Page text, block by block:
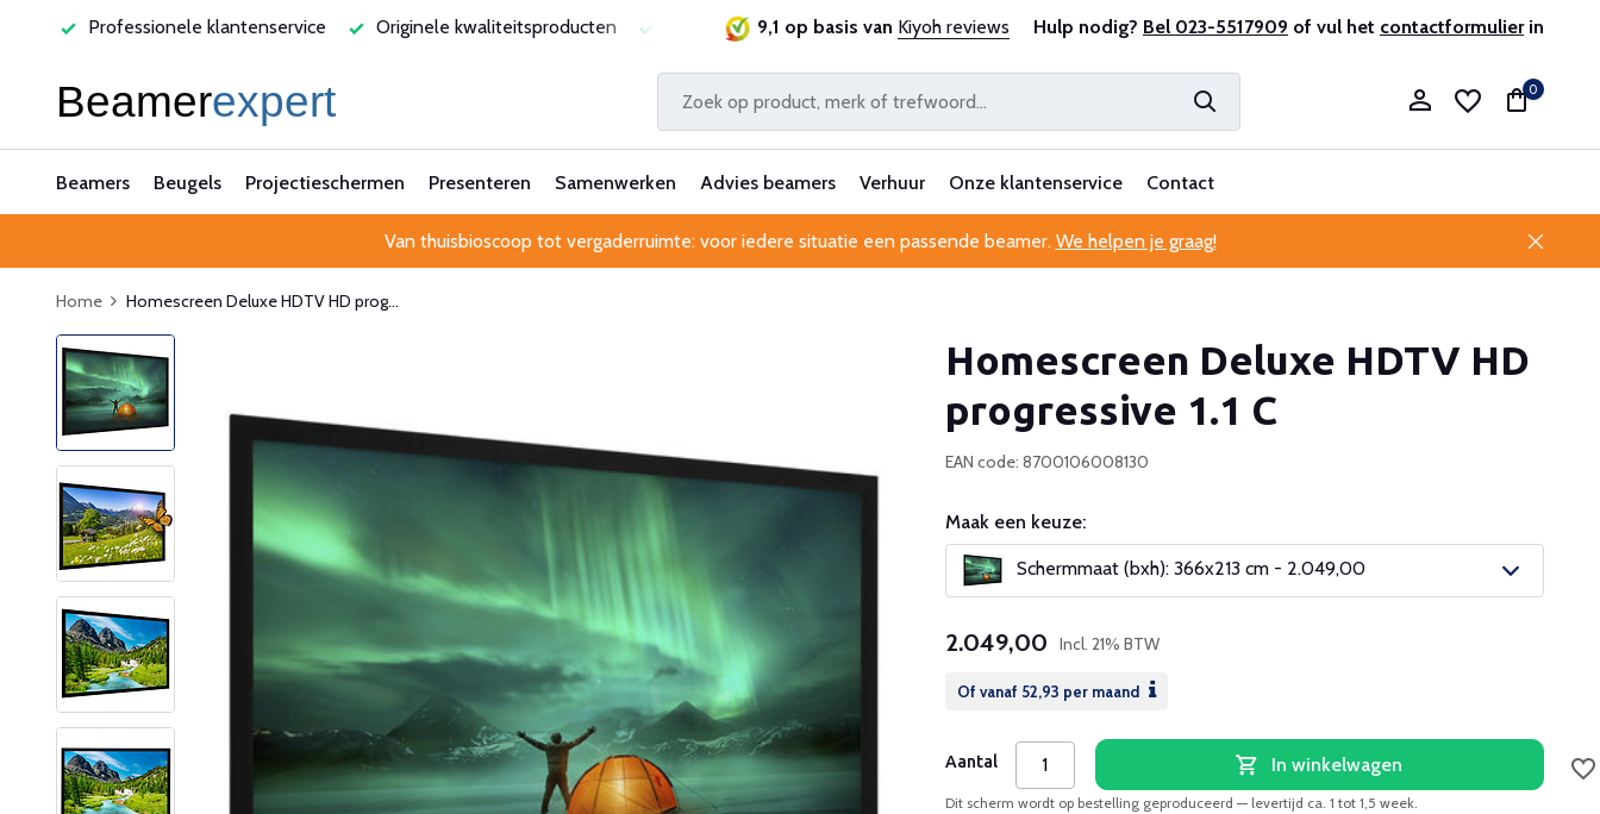
Originele kwaliteitsproducten Laagste prijsgarantie Al 25 jaar betrouwbaar en ervaren Professionele klantenservice
9,1 op basis van Kiyoh reviews Hulp nodig? Bel 023-5517909 of vul het contactformulierin
Account aanmaken
0
Beamers Beugels Projectieschermen Presenteren Samenwerken Advies beamers Verhuur Onze klantenservice Contact
Van thuisbioscoop tot vergaderruimte: voor iedere situatie een passende beamer. We helpen je graag!
Home Homescreen Deluxe HDTV HD prog...
Homescreen Deluxe HDTV HD
progressive 1.1 C
EAN code: 8700106008130
Maak een keuze:
Schermmaat (bxh): 366x213 cm - 2.049,00
2.049,00 Incl. 21% BTW
Of vanaf 52,93 per maand
Aantal In winkelwagen
Dit scherm wordt op bestelling geproduceerd — levertijd ca. 1 tot 1,5 week.